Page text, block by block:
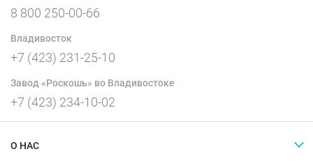
8 800 250-00-66
Владивосток
+7 (423) 231-25-10
Завод «Роскошь» во Владивостоке
+7 (423) 234-10-02
О НАС